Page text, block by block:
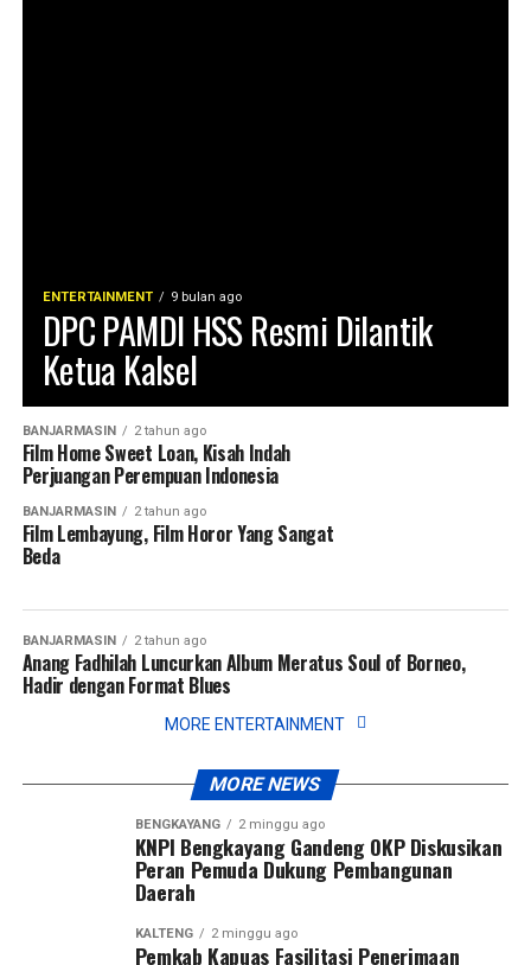
ENTERTAINMENT 9 bulan ago
DPC PAMDI HSS Resmi Dilantik
Ketua Kalsel
BANJARMASIN 2 tahun ago
Film Home Sweet Loan, Kisah Indah
Perjuangan Perempuan Indonesia
BANJARMASIN 2 tahun ago
Film Lembayung, Film Horor Yang Sangat
Beda
BANJARMASIN 2 tahun ago
Anang Fadhilah Luncurkan Album Meratus Soul of Borneo,
Hadir dengan Format Blues
MORE ENTERTAINMENT
MORE NEWS
BENGKAYANG 2 minggu ago
KNPI Bengkayang Gandeng OKP Diskusikan
Peran Pemuda Dukung Pembangunan
Daerah
KALTENG 2 minggu ago
Pemkab Kapuas Fasilitasi Penerimaan